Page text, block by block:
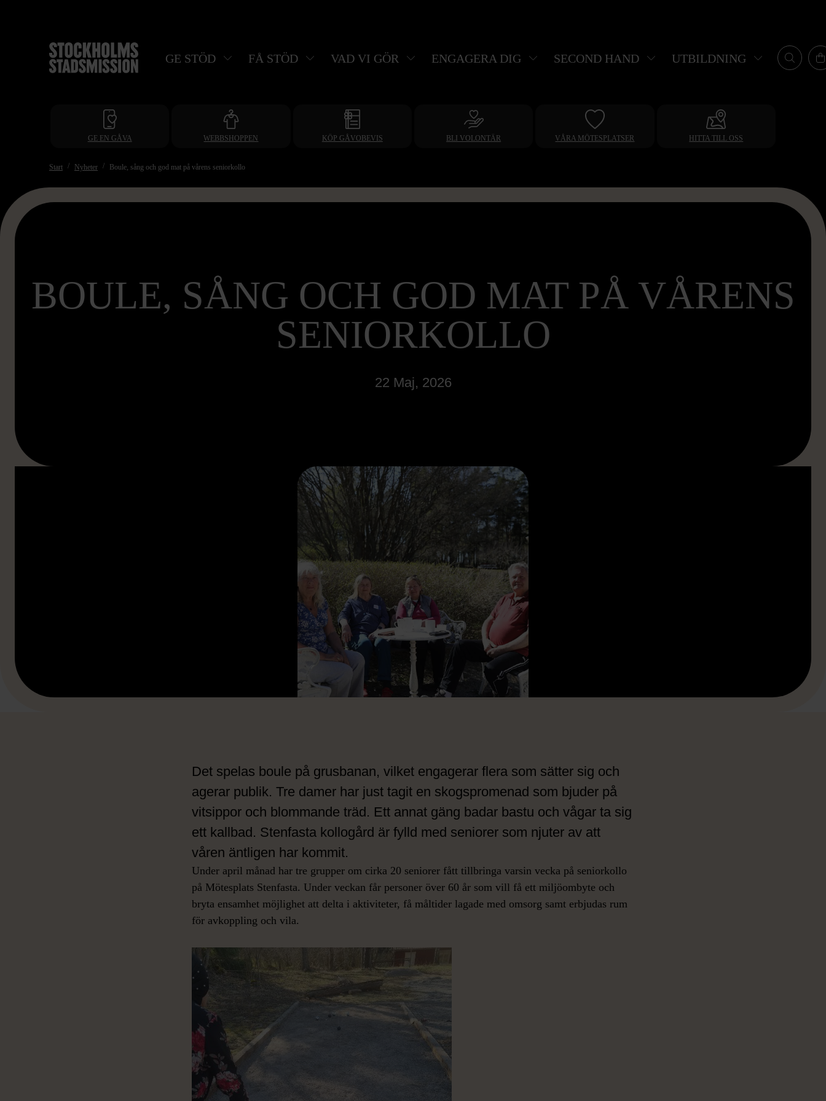
huvudinnehåll
GE STÖD FÅ STÖD VAD VI GÖR ENGAGERA DIG SECOND HAND UTBILDNING
GE EN GÅVA WEBBSHOPPEN KÖP GÅVOBEVIS BLI VOLONTÄR VÅRA MÖTESPLATSER HITTA TILL OSS
Start Nyheter Boule, sång och god mat på vårens seniorkollo
BOULE, SÅNG OCH GOD MAT PÅ VÅRENS
SENIORKOLLO
22 Maj, 2026
Det spelas boule på grusbanan, vilket engagerar flera som sätter sig och
agerar publik. Tre damer har just tagit en skogspromenad som bjuder på
vitsippor och blommande träd. Ett annat gäng badar bastu och vågar ta sig
ett kallbad. Stenfasta kollogård är fylld med seniorer som njuter av att
våren äntligen har kommit.
Under april månad har tre grupper om cirka 20 seniorer fått tillbringa varsin vecka på seniorkollo
på Mötesplats Stenfasta. Under veckan får personer över 60 år som vill få ett miljöombyte och
bryta ensamhet möjlighet att delta i aktiviteter, få måltider lagade med omsorg samt erbjudas rum
för avkoppling och vila.